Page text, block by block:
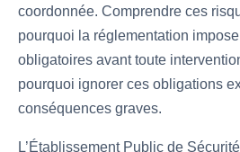
coordonnée. Comprendre ces
pourquoi la réglementation
obligatoires avant toute
pourquoi ignorer ces obligations
conséquences graves.
L’Établissement Public de